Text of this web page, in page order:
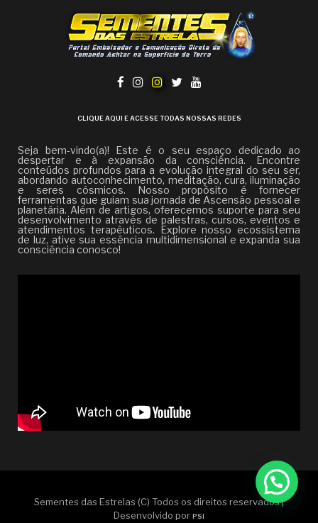
CLIQUE AQUI E ACESSE TODAS NOSSAS REDES
Seja bem-vindo(a)! Este é o seu espaço dedicado ao
despertar e à expansão da consciência. Encontre
conteúdos profundos para a evolução integral do seu ser,
abordando autoconhecimento, meditação, cura, iluminação
e seres cósmicos. Nosso propósito é fornecer
ferramentas que guiam sua jornada de Ascensão pessoal e
planetária. Além de artigos, oferecemos suporte para seu
desenvolvimento através de palestras, cursos, eventos e
atendimentos terapêuticos. Explore nosso ecossistema
de luz, ative sua essência multidimensional e expanda sua
consciência conosco!
Sementes das Estrelas (C) Todos os direitos reservados |
Desenvolvido por PSI